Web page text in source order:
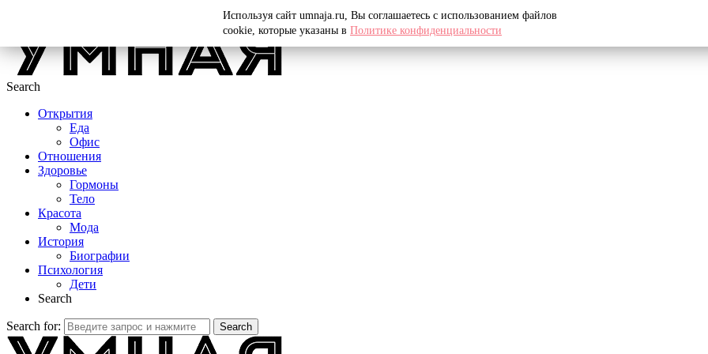
Search
Открытия
Еда
Офис
Отношения
Здоровье
Гормоны
Тело
Красота
Мода
История
Биографии
Психология
Дети
Search
Search for: Search
Используя сайт umnaja.ru, Вы соглашаетесь с использованием файлов
cookie, которые указаны в Политике конфиденциальности